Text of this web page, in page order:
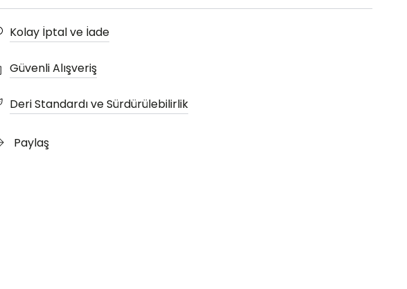
Kolay İptal ve İade
Güvenli Alışveriş
Deri Standardı ve Sürdürülebilirlik
Paylaş